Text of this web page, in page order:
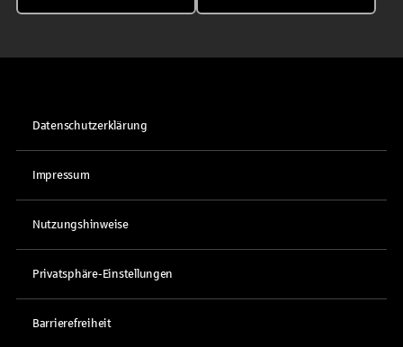
Datenschutzerklärung
Impressum
Nutzungshinweise
Privatsphäre-Einstellungen
Barrierefreiheit